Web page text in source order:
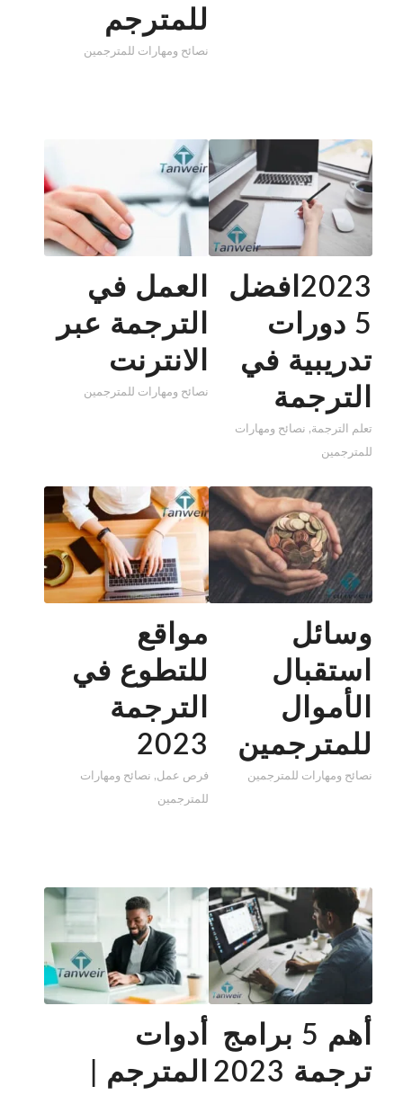
للمترجم
نصائح ومهارات للمترجمين
2023افضل
5 دورات
تدريبية في
الترجمة
تعلم الترجمة, نصائح ومهارات
للمترجمين
العمل في
الترجمة عبر
الانترنت
نصائح ومهارات للمترجمين
وسائل
استقبال
الأموال
للمترجمين
نصائح ومهارات للمترجمين
مواقع
للتطوع في
الترجمة
2023
فرص عمل, نصائح ومهارات
للمترجمين
أهم 5 برامج
ترجمة 2023
أدوات
المترجم |